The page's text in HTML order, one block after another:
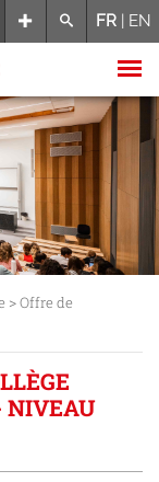
FR | EN
>Offre de
NIVEAU